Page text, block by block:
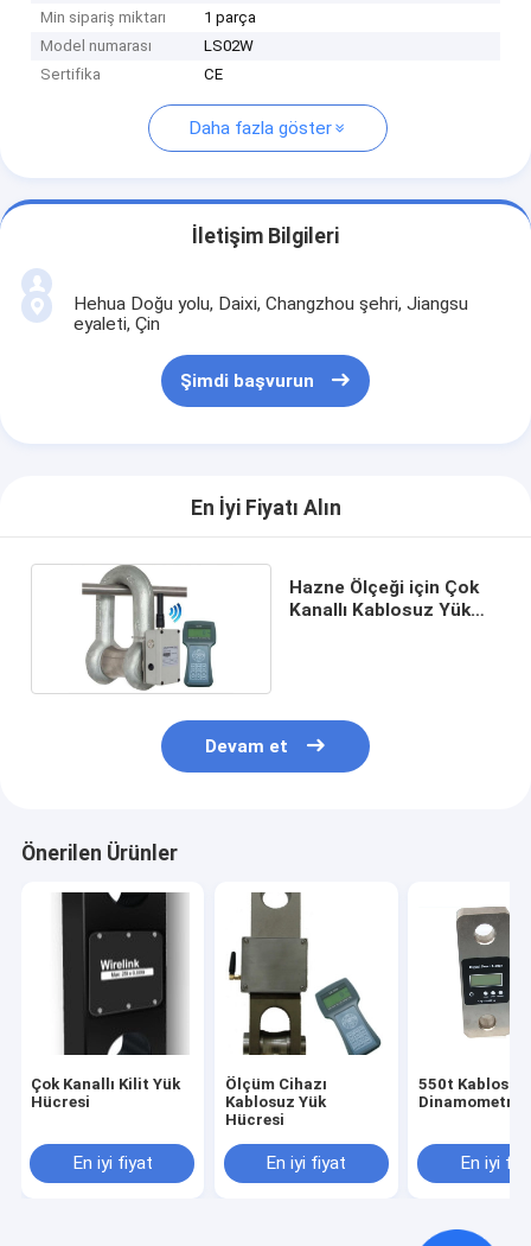
Min sipariş miktarı
1 parça
Model numarası
LS02W
Sertifika
CE
Daha fazla göster
İletişim Bilgileri
Hehua Doğu yolu, Daixi, Changzhou şehri, Jiangsu
eyaleti, Çin
Şimdi başvurun
En İyi Fiyatı Alın
Hazne Ölçeği için Çok
Kanallı Kablosuz Yük
Devam et
Önerilen Ürünler
Çok Kanallı Kilit Yük
Hücresi
En iyi fiyat
Ölçüm Cihazı
Kablosuz Yük
Hücresi
En iyi fiyat
550t Kablosuz
Dinamometre
En iyi